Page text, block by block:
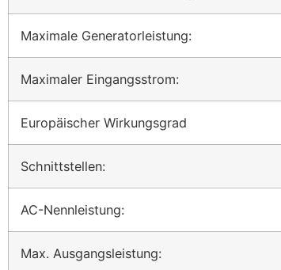
Maximale Generatorleistung:
Maximaler Eingangsstrom:
Europäischer Wirkungsgrad
Schnittstellen:
AC-Nennleistung:
Max. Ausgangsleistung: